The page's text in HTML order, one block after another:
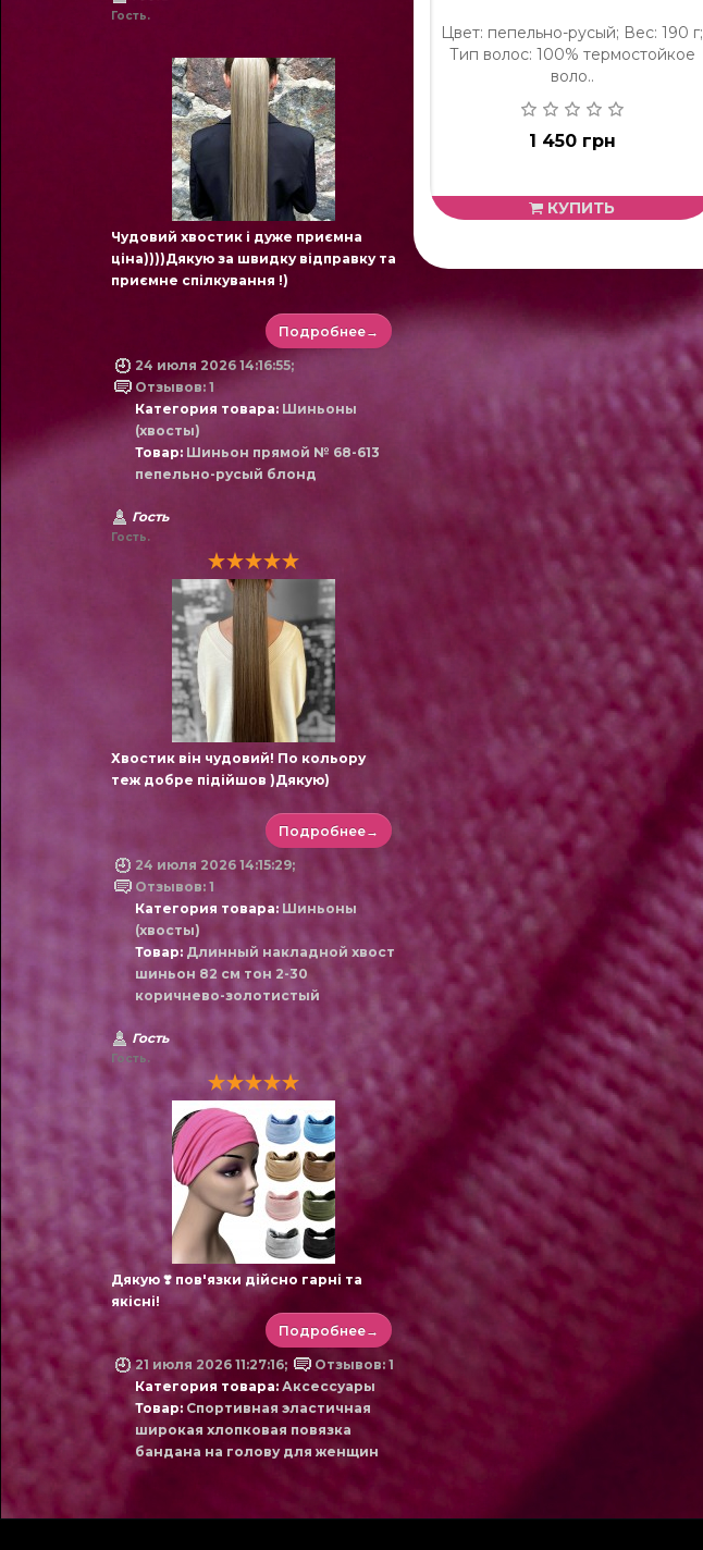
Гость.
Чудовий хвостик і дуже приємна
ціна))))Дякую за швидку відправку та
приємне спілкування !)
Подробнее→
24 июля 2026 14:16:55;
Отзывов: 1
Категория товара: Шиньоны
(хвосты)
Товар: Шиньон прямой № 68-613
пепельно-русый блонд
Гость
Гость.
Хвостик він чудовий! По кольору
теж добре підійшов )Дякую)
Подробнее→
24 июля 2026 14:15:29;
Отзывов: 1
Категория товара: Шиньоны
(хвосты)
Товар: Длинный накладной хвост
шиньон 82 см тон 2-30
коричнево-золотистый
Гость
Гость.
Дякую ❣️ пов'язки дійсно гарні та
якісні!
Подробнее→
21 июля 2026 11:27:16;
Отзывов: 1
Категория товара: Аксессуары
Товар: Спортивная эластичная
широкая хлопковая повязка
бандана на голову для женщин
Цвет: пепельно-русый; Вес: 190 г;
Тип волос: 100% термостойкое
воло..
1 450 грн
КУПИТЬ